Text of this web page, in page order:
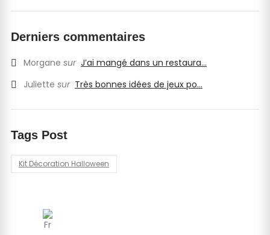
Derniers commentaires
Morgane sur J’ai mangé dans un restaura...
Juliette sur Très bonnes idées de jeux po...
Tags Post
Kit Décoration Halloween